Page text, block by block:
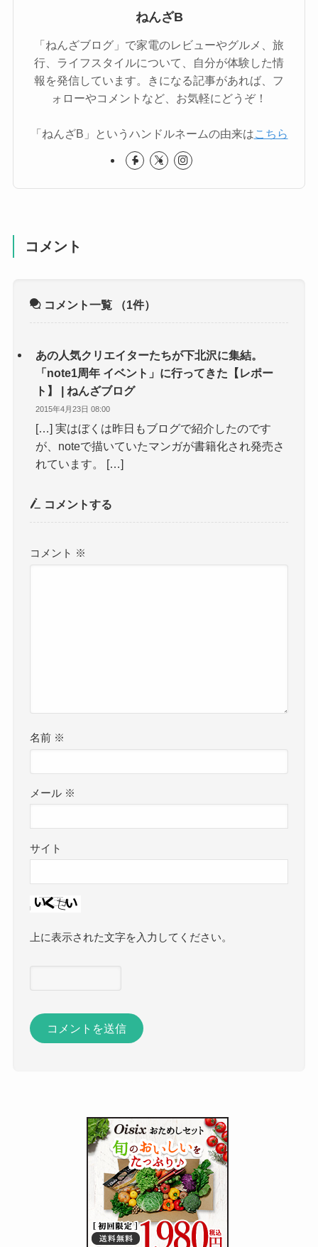
ねんざB
「ねんざブログ」で家電のレビューやグルメ、旅
行、ライフスタイルについて、自分が体験した情
報を発信しています。きになる記事があれば、フ
ォローやコメントなど、お気軽にどうぞ！
「ねんざB」というハンドルネームの由来はこちら
コメント
コメント一覧 （1件）
あの人気クリエイターたちが下北沢に集結。
「note1周年 イベント」に行ってきた【レポー
ト】 | ねんざブログ
2015年4月23日 08:00
[…] 実はぼくは昨日もブログで紹介したのです
が、noteで描いていたマンガが書籍化され発売さ
れています。 […]
コメントする
コメント ※
名前 ※
メール ※
サイト
上に表示された文字を入力してください。